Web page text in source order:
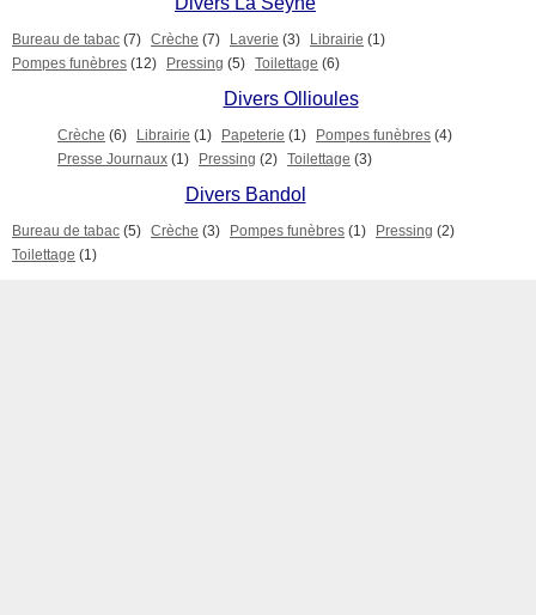
Bureau de tabac (7) Crèche (7) Laverie (3) Librairie (1)
Pompes funèbres (12) Pressing (5) Toilettage (6)
Divers Ollioules
Crèche (6) Librairie (1) Papeterie (1) Pompes funèbres (4)
Presse Journaux (1) Pressing (2) Toilettage (3)
Divers Bandol
Bureau de tabac (5) Crèche (3) Pompes funèbres (1) Pressing (2)
Toilettage (1)